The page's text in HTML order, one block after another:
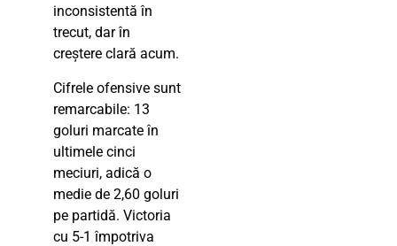
inconsistentă în
trecut, dar în
creștere clară acum.
Cifrele ofensive sunt
remarcabile: 13
goluri marcate în
ultimele cinci
meciuri, adică o
medie de 2,60 goluri
pe partidă. Victoria
cu 5-1 împotriva